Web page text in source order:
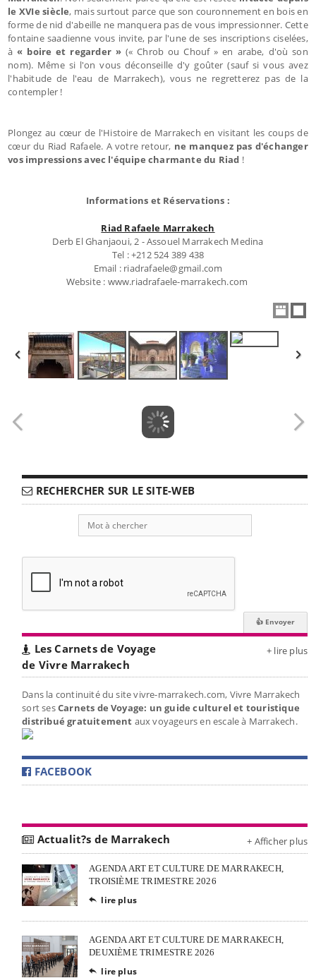
le XVIe siècle, mais surtout parce que son couronnement en bois en
forme de nid d'abeille ne manquera pas de vous impressionner. Cette
fontaine saadienne vous invite, par l'une de ses inscriptions ciselées,
à « boire et regarder » (« Chrob ou Chouf » en arabe, d'où son
nom). Même si l'on vous déconseille d'y goûter (sauf si vous avez
l'habitude de l'eau de Marrakech), vous ne regretterez pas de la
contempler !
Plongez au cœur de l'Histoire de Marrakech en visitant les coups de
cœur du Riad Rafaele. A votre retour, ne manquez pas d'échanger
vos impressions avec l'équipe charmante du Riad !
Informations et Réservations :
Riad Rafaele Marrakech
Derb El Ghanjaoui, 2 - Assouel Marrakech Medina
Tel : +212 524 389 438
Email : riadrafaele@gmail.com
Website : www.riadrafaele-marrakech.com
RECHERCHER SUR LE SITE-WEB
Les Carnets de Voyage
de Vivre Marrakech
+ lire plus
Dans la continuité du site vivre-marrakech.com, Vivre Marrakech
sort sesCarnets de Voyage: un guide culturel et touristique
distribué gratuitement aux voyageurs en escale à Marrakech.
FACEBOOK
Actualit?s de Marrakech + Afficher plus
AGENDA ART ET CULTURE DE MARRAKECH,
TROISIÈME TRIMESTRE 2026
 lire plus
AGENDA ART ET CULTURE DE MARRAKECH,
DEUXIÈME TRIMESTRE 2026
 lire plus